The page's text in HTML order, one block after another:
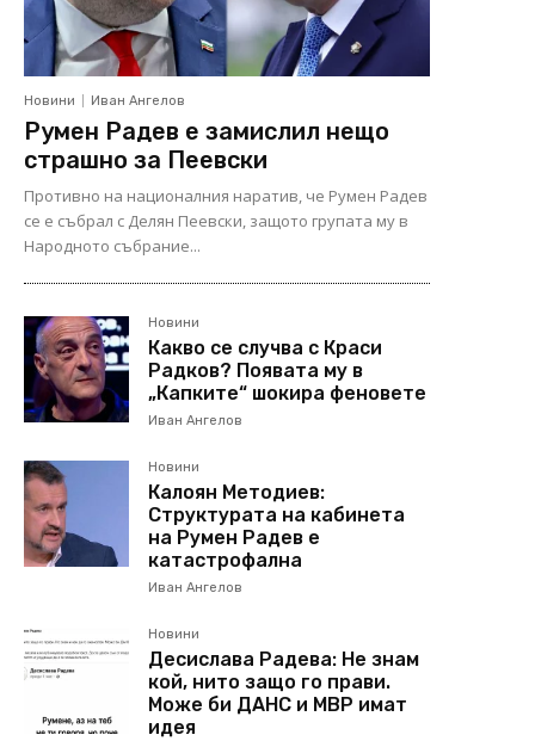
Новини Иван Ангелов
Румен Радев е замислил нещо
страшно за Пеевски
Противно на националния наратив, че Румен Радев
се е събрал с Делян Пеевски, защото групата му в
Народното събрание...
Новини
Какво се случва с Краси
Радков? Появата му в
„Капките“ шокира феновете
Иван Ангелов
Новини
Калоян Методиев:
Структурата на кабинета
на Румен Радев е
катастрофална
Иван Ангелов
Новини
Десислава Радева: Не знам
кой, нито защо го прави.
Може би ДАНС и МВР имат
идея